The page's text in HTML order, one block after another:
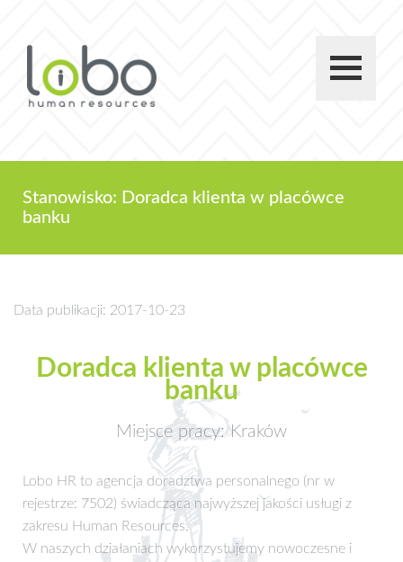
Stanowisko: Doradca klienta w placówce
banku
Data publikacji: 2017-10-23
Doradca klienta w placówce
banku
Miejsce pracy: Kraków
Lobo HR to agencja doradztwa personalnego (nr w
rejestrze: 7502) świadcząca najwyższej jakości usługi z
zakresu Human Resources.
W naszych działaniach wykorzystujemy nowoczesne i